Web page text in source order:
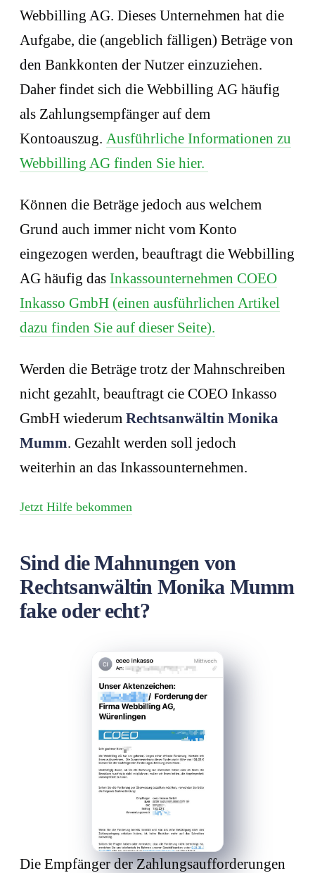
Webbilling AG. Dieses Unternehmen hat die
Aufgabe, die (angeblich fälligen) Beträge von
den Bankkonten der Nutzer einzuziehen.
Daher findet sich die Webbilling AG häufig
als Zahlungsempfänger auf dem
Kontoauszug. Ausführliche Informationen zu
Webbilling AG finden Sie hier.
Können die Beträge jedoch aus welchem
Grund auch immer nicht vom Konto
eingezogen werden, beauftragt die Webbilling
AG häufig das Inkassounternehmen COEO
Inkasso GmbH (einen ausführlichen Artikel
dazu finden Sie auf dieser Seite).
Werden die Beträge trotz der Mahnschreiben
nicht gezahlt, beauftragt cie COEO Inkasso
GmbH wiederum Rechtsanwältin Monika
Mumm. Gezahlt werden soll jedoch
weiterhin an das Inkassounternehmen.
Jetzt Hilfe bekommen
Sind die Mahnungen von
Rechtsanwältin Monika Mumm
fake oder echt?
Die Empfänger der Zahlungsaufforderungen